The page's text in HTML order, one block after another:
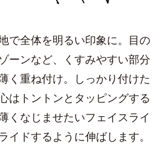
で全体を明るい印象に。目の
ーンなど、くすみやすい部分
く重ね付け。しっかり付けた
はトントンとタッピングする
くなじませたいフェイスライ
イドするように伸ばします。